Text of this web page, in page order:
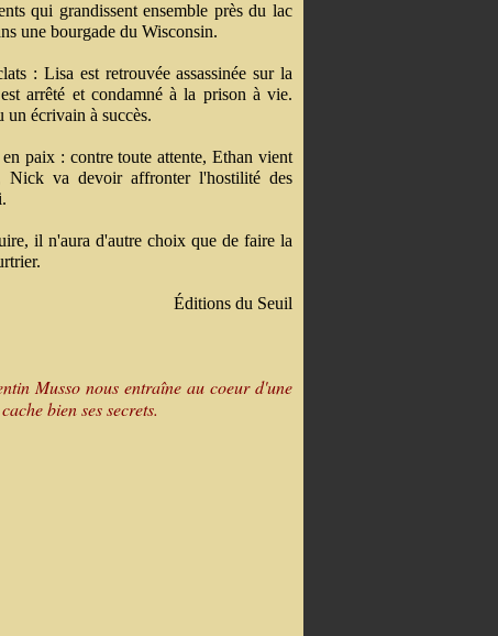
qui grandissent ensemble près du lac
une bourgade du Wisconsin.
: Lisa est retrouvée assassinée sur la
arrêté et condamné à la prison à vie.
écrivain à succès.
paix : contre toute attente, Ethan vient
Nick va devoir affronter l'hostilité des
il n'aura d'autre choix que de faire la
Éditions du Seuil
Musso nous entraîne au coeur d'une
bien ses secrets.